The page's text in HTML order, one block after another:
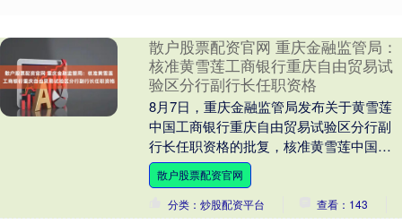
散户股票配资官网 重庆金融监管局：
核准黄雪莲工商银行重庆自由贸易试
验区分行副行长任职资格
8月7日，重庆金融监管局发布关于黄雪莲
中国工商银行重庆自由贸易试验区分行副
行长任职资格的批复，核准黄雪莲中国工
商银行重庆自由贸易试验区分行副行长的
任职资格。....
散户股票配资官网
分类：炒股配资平台
查看：143